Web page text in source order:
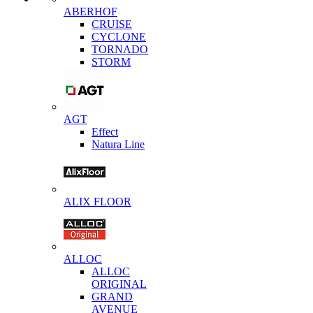
ABERHOF
CRUISE
CYCLONE
TORNADO
STORM
AGT
Effect
Natura Line
ALIX FLOOR
ALLOC
ALLOC
ORIGINAL
GRAND
AVENUE